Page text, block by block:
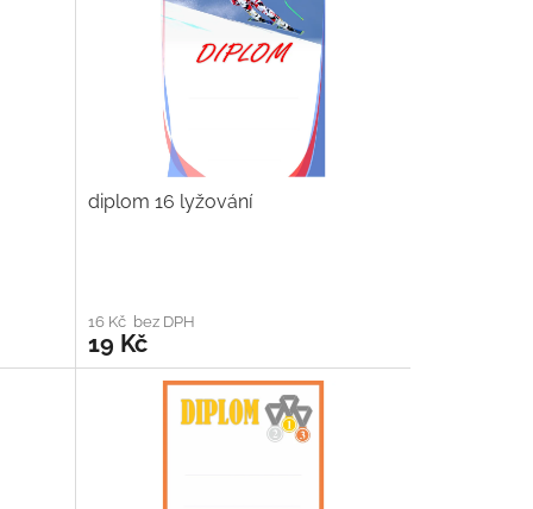
diplom 16 lyžování
16 Kč bez DPH
19 Kč